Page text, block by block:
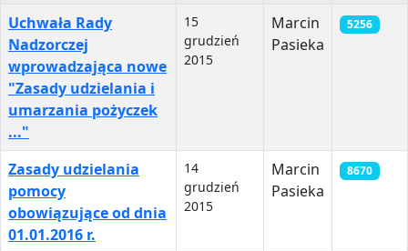
Uchwała Rady
Nadzorczej
wprowadzająca nowe
"Zasady udzielania i
umarzania pożyczek
..."
15
grudzień
2015
Marcin
Pasieka
5256
Zasady udzielania
pomocy
obowiązujące od dnia
01.01.2016 r.
14
grudzień
2015
Marcin
Pasieka
8670